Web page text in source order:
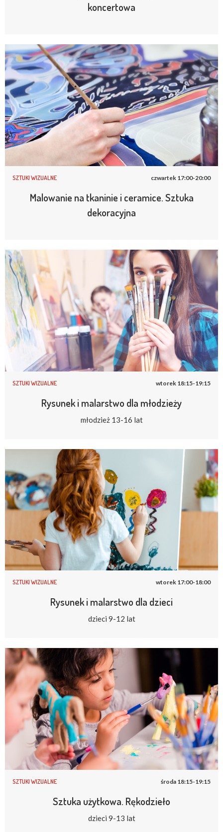
koncertowa
SZTUKI WIZUALNE czwartek 17:00-20:00
Malowanie na tkaninie i ceramice. Sztuka
dekoracyjna
SZTUKI WIZUALNE wtorek 18:15-19:15
Rysunek i malarstwo dla młodzieży
młodzież 13-16 lat
SZTUKI WIZUALNE wtorek 17:00-18:00
Rysunek i malarstwo dla dzieci
dzieci 9-12 lat
SZTUKI WIZUALNE środa 18:15-19:15
Sztuka użytkowa. Rękodzieło
dzieci 9-13 lat